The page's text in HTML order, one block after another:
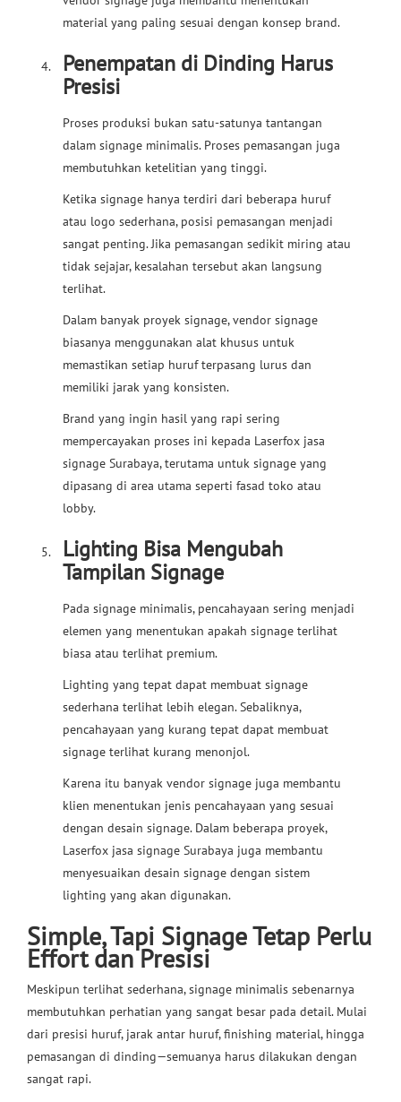
material yang paling sesuai dengan konsep brand.
Penempatan di Dinding Harus
Presisi
Proses produksi bukan satu-satunya tantangan
dalam signage minimalis. Proses pemasangan juga
membutuhkan ketelitian yang tinggi.
Ketika signage hanya terdiri dari beberapa huruf
atau logo sederhana, posisi pemasangan menjadi
sangat penting. Jika pemasangan sedikit miring atau
tidak sejajar, kesalahan tersebut akan langsung
terlihat.
Dalam banyak proyek signage, vendor signage
biasanya menggunakan alat khusus untuk
memastikan setiap huruf terpasang lurus dan
memiliki jarak yang konsisten.
Brand yang ingin hasil yang rapi sering
mempercayakan proses ini kepada Laserfox jasa
signage Surabaya, terutama untuk signage yang
dipasang di area utama seperti fasad toko atau
lobby.
Lighting Bisa Mengubah
Tampilan Signage
Pada signage minimalis, pencahayaan sering menjadi
elemen yang menentukan apakah signage terlihat
biasa atau terlihat premium.
Lighting yang tepat dapat membuat signage
sederhana terlihat lebih elegan. Sebaliknya,
pencahayaan yang kurang tepat dapat membuat
signage terlihat kurang menonjol.
Karena itu banyak vendor signage juga membantu
klien menentukan jenis pencahayaan yang sesuai
dengan desain signage. Dalam beberapa proyek,
Laserfox jasa signage Surabaya juga membantu
menyesuaikan desain signage dengan sistem
lighting yang akan digunakan.
Simple, Tapi Signage Tetap Perlu
Effort dan Presisi
Meskipun terlihat sederhana, signage minimalis sebenarnya
membutuhkan perhatian yang sangat besar pada detail. Mulai
dari presisi huruf, jarak antar huruf, finishing material, hingga
pemasangan di dinding—semuanya harus dilakukan dengan
sangat rapi.